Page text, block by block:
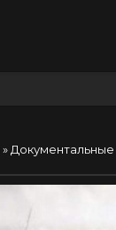
» Документальные